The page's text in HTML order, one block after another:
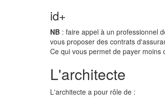
id+
NB : faire appel à un professionnel
vous proposer des contrats
Ce qui vous permet de payer moins
L'architecte
L'architecte a pour rôle de :